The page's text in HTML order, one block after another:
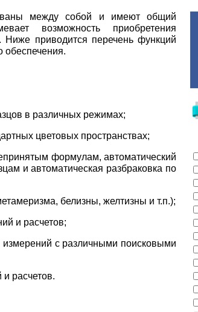
между собой и имеют общий
возможность приобретения
приводится перечень функций
обеспечения.
в различных режимах;
цветовых пространствах;
формулам, автоматический
и автоматическая разбраковка по
белизны, желтизны и т.п.);
и расчетов;
с различными поисковыми
расчетов.